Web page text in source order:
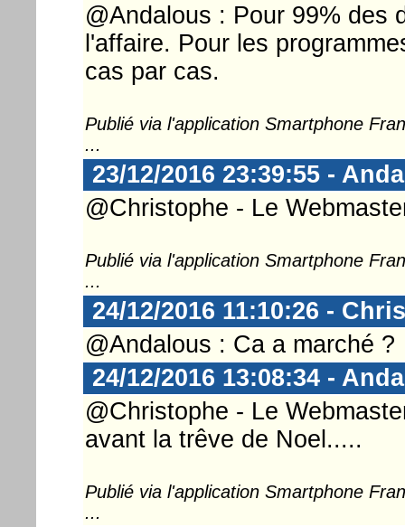
@Andalous : Pour 99% des
l'affaire. Pour les
cas par cas.
Publié via l'application Smartphone
...
23/12/2016 23:39:55 -
@Christophe - Le
Publié via l'application Smartphone
...
24/12/2016 11:10:26 -
@Andalous : Ca a marché ?
24/12/2016 13:08:34 -
@Christophe - Le
avant la trêve de Noel.....
Publié via l'application Smartphone
...